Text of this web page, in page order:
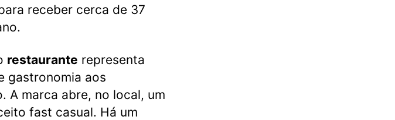
receber cerca de 37
restaurante representa
gastronomia aos
A marca abre, no local, um
fast casual. Há um